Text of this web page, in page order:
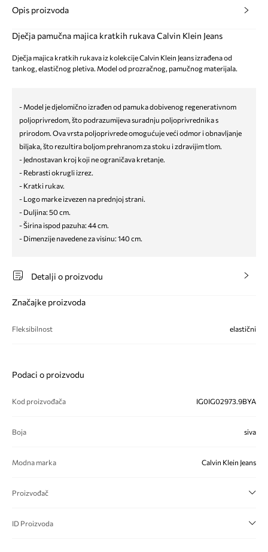
Opis proizvoda
Dječja pamučna majica kratkih rukava Calvin Klein Jeans
Dječja majica kratkih rukava iz kolekcije Calvin Klein Jeans izrađena od
tankog, elastičnog pletiva. Model od prozračnog, pamučnog materijala.
- Model je djelomično izrađen od pamuka dobivenog regenerativnom
poljoprivredom, što podrazumijeva suradnju poljoprivrednika s
prirodom. Ova vrsta poljoprivrede omogućuje veći odmor i obnavljanje
biljaka, što rezultira boljom prehranom za stoku i zdravijim tlom.
- Jednostavan kroj koji ne ograničava kretanje.
- Rebrasti okrugli izrez.
- Kratki rukav.
- Logo marke izvezen na prednjoj strani.
- Duljina: 50 cm.
- Širina ispod pazuha: 44 cm.
- Dimenzije navedene za visinu: 140 cm.
Detalji o proizvodu
Značajke proizvoda
Fleksibilnost elastični
Podaci o proizvodu
Kod proizvođača IG0IG02973.9BYA
Boja siva
Modna marka Calvin Klein Jeans
Proizvođač
ID Proizvoda